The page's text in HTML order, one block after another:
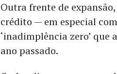
Outra frente de
crédito — em especial
‘inadimplência zero’
ano passado.